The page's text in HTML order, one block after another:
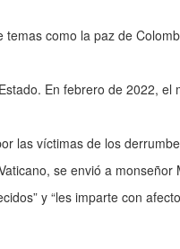
como la paz de
En febrero de 2022,
las víctimas de los
se envió a
y “les imparte con